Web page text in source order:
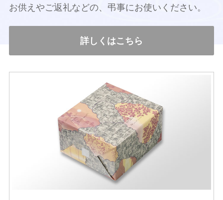
お供えやご返礼などの、 弔事にお使いください。
詳しくはこちら